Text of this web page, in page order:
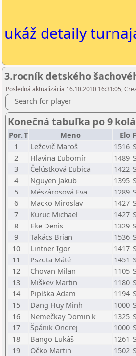
ukáž detaily
3.rocník detského
Posledná aktualizácia 16.10.2010 16:31:05,
Search for player
Konečná tabuľka po 9
Por.T Meno Elo
1
Ležovič Maroš 1516
2
Hlavina Ľubomír 1489
3
Čelústková Ľubica 1422
4
Nguyen Jakub 1395
5
Mészárosová Eva 1289
6
Macko Miroslav 1427
7
Kuruc Michael 1427
8
Eke Denis 1329
9
Takács Brian 1536
10
Lintner Igor 1417
11
Pszota Máté 1451
12
Chovan Milan 1105
13
Miškev Martin 1180
14
Pipíška Adam 1194
15
Dang Huy Minh 1000
16
Nemečkay Dominik 1325
17
Špánik Ondrej 1000
18
Bango Lukáš 1261
19
Očko Martin 1502